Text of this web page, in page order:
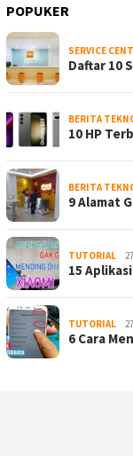
POPUKER
SERVICE
Daftar 10
BERITA
10 HP
BERITA
9 Alamat
TUTORIAL
15
TUTORIAL
6 Cara